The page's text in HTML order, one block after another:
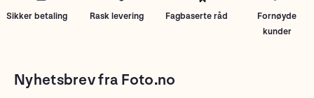
Sikker betaling Rask levering Fagbaserte råd
Fornøyde
kunder
Nyhetsbrev fra Foto.no